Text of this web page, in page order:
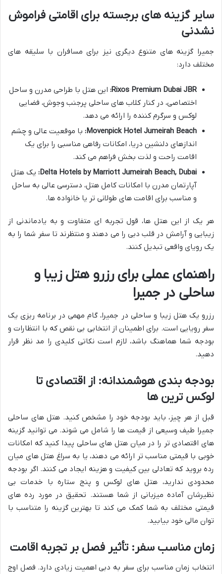
سایر گزینه های برجسته برای اقامتی فراموش
نشدنی
جمیرا گزینه های متنوع دیگری نیز برای مسافران با سلیقه های
مختلف دارد:
Rixos Premium Dubai JBR: این هتل با طراحی مدرن و ساحل
اختصاصی، در کنار کلاب های ساحلی پرجنب وجوش، فضایی
لوکس و سرگرم کننده را ارائه می دهد.
Movenpick Hotel Jumeirah Beach: با موقعیت عالی و چشم
اندازهای دلنشین دریا، امکانات رفاهی مناسبی را برای یک
اقامت راحت و لذت بخش فراهم می کند.
Delta Hotels by Marriott Jumeirah Beach, Dubai: یک هتل
آپارتمان مدرن با امکانات کامل هتل، دسترسی عالی به ساحل
و مناسب برای اقامت های طولانی تر یا خانواده ها.
هر یک از این هتل ها، قول تجربه ای متفاوت و به یادماندنی از
زیبایی و آرامش در قلب دبی را می دهند و منتظرند تا سفر شما را به
یک رویای واقعی تبدیل کنند.
راهنمای عملی برای رزرو هتل زیبا و
ساحلی در جمیرا
رزرو یک هتل زیبا و ساحلی در جمیرا، گام مهمی در برنامه ریزی یک
سفر رویایی است. برای اطمینان از انتخابی بی نقص که با انتظارات و
بودجه شما هماهنگ باشد، لازم است نکاتی کلیدی را مد نظر قرار
دهید.
بودجه بندی هوشمندانه: از اقتصادی تا
لوکس ترین ها
قبل از هر چیز، باید بودجه خود را مشخص کنید. هتل های ساحلی
جمیرا طیف وسیعی از قیمت ها را شامل می شوند. می توانید گزینه
های اقتصادی تر را در میان هتل های ساحلی پیدا کنید که امکانات
خوبی با قیمتی مناسب تر ارائه می دهند، یا به سراغ هتل های میان
رده بروید که تعادلی بین کیفیت و هزینه ایجاد می کنند. اگر بودجه
محدودی ندارید، هتل های لوکس و پنج ستاره با خدمات بی
نظیرشان آماده میزبانی از شما هستند. تحقیق در مورد رده های
قیمتی مختلف به شما کمک می کند تا بهترین گزینه را متناسب با
توان مالی خود بیابید.
زمان مناسب سفر: تأثیر فصل بر تجربه اقامت
انتخاب زمان مناسب برای سفر به دبی اهمیت زیادی دارد. فصل اوج